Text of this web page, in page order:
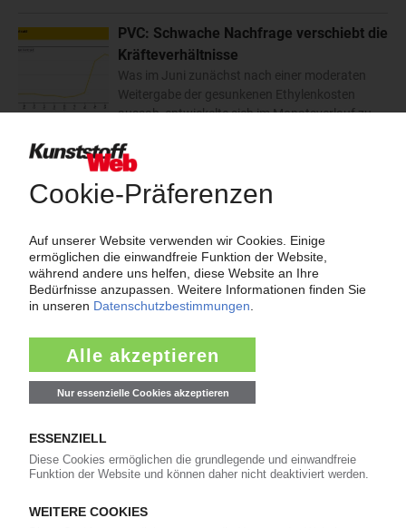
PVC: Schwache Nachfrage verschiebt die
Kräfteverhältnisse
Was im Juni zunächst nach einer moderaten
Weitergabe der gesunkenen Ethylenkosten
aussah, entwickelte sich im Monatsverlauf zu
gefüllte Lager und die Ferienzeit verschafften den…
Kem One: Luzzeri wird Vertriebschef des
Mit sofortiger Wirkung hat der PVC-Erzeuger
Kem One Fulvio Luzzeri zum Vertriebsleiter für
die PVC-Aktivitäten bestellt. Luzzeri verfügt über
mehr als 30 Jahre Erfahrung in der PVC-Industrie – unter
Lubrizol: PVC-C-Anlage mit Grasim
Industries in Indien geht in Betrieb
indischen Bundesstaat Gujarat in Betrieb
gegangen, die das US-Spezialchemieunternehmen Lubrizol und